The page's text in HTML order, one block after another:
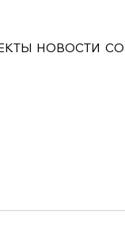
НОВОСТИ